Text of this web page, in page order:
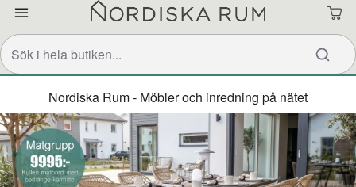
Nordiska Rum - Möbler och inredning på nätet